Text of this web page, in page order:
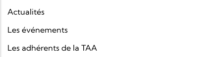
Actualités
Les événements
Les adhérents de la TAA